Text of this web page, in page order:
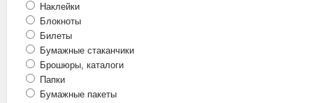
Наклейки
Блокноты
Билеты
Бумажные стаканчики
Брошюры, каталоги
Папки
Бумажные пакеты